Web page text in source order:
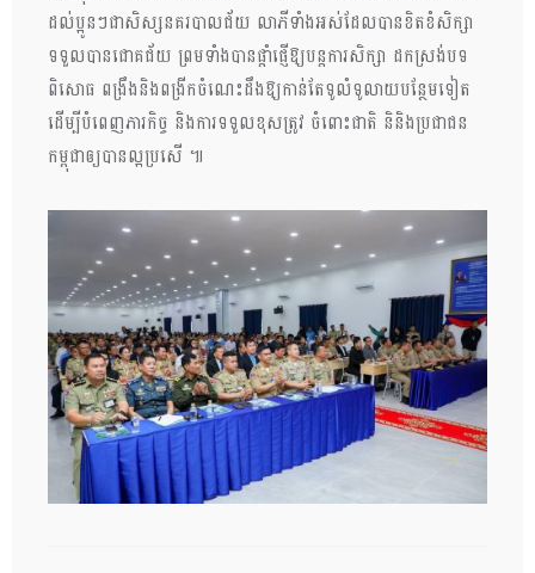
ដល់ប្អូនៗជាសិស្សនគរបាលជ័យ លាភីទាំងអស់ដែលបានខិតខំសិក្សា
ទទួលបានជោគជ័យ ព្រមទាំងបានផ្តាំផ្ញើឱ្យបន្តការសិក្សា ដកស្រង់បទ
ពិសោធ ពង្រឹងនិងពង្រីកចំណេះដឹងឱ្យកាន់តែទូលំទូលាយបន្ថែមទៀត
ដើម្បីបំពេញភារកិច្ច និងការទទួលខុសត្រូវ ចំពោះជាតិ និនិងប្រជាជន
កម្ពុជាឲ្យបានល្អប្រសើ ៕